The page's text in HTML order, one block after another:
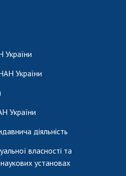
України
України
України
діяльність
власності та
установах